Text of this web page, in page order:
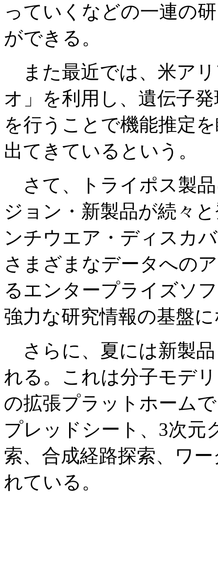
っていくなどの一連の
ができる。
また最近では、米ア
オ」を利用し、遺伝子
を行うことで機能推定
出てきているという。
さて、トライポス製
ジョン・新製品が続々
ンチウエア・ディスカ
さまざまなデータへの
るエンタープライズソ
強力な研究情報の基盤
さらに、夏には新製
れる。これは分子モデ
の拡張プラットホーム
プレッドシート、3次元
索、合成経路探索、ワ
れている。